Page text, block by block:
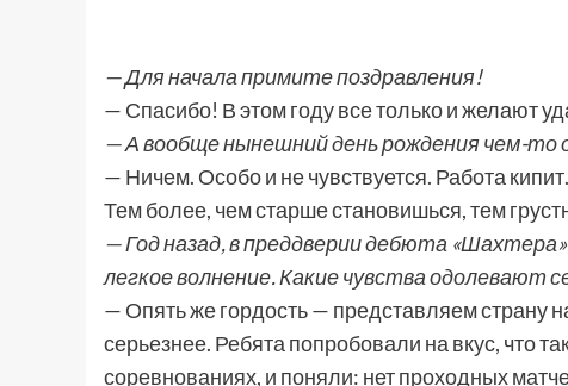
— Для начала примите поздравления!
— Спасибо! В этом году все только и желают
— А вообще нынешний день рождения чем-
— Ничем. Особо и не чувствуется. Работа
Тем более, чем старше становишься, тем
— Год назад, в преддверии дебюта
легкое волнение. Какие чувства одолевают
— Опять же гордость — представляем страну
серьезнее. Ребята попробовали на вкус, что
соревнованиях, и поняли: нет проходных